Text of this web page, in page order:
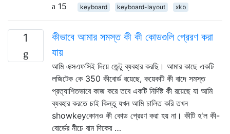
15
keyboard keyboard-layout xkb
1
কীভাবে আমার সমস্ত কী কী কোডগুলি প্রেরণ করা
যায়
আমি এক্সএফসিই দিয়ে জেন্টু ব্যবহার করছি। আমার কাছে একটি
লজিটেক কে 350 কীবোর্ড রয়েছে, কয়েকটি কী বাদে সমস্ত
প্রত্যাশিতভাবে কাজ করে তবে একটি নির্দিষ্ট কী রয়েছে যা আমি
ব্যবহার করতে চাই কিন্তু যখন আমি চালিত করি তখন
showkeyকোনও কী কোড প্রেরণ করা হয় না। কীটি হ'ল কী-
বোর্ডের নীচে বাম দিকের …